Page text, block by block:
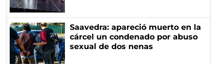
Saavedra: apareció muerto en la
cárcel un condenado por abuso
sexual de dos nenas